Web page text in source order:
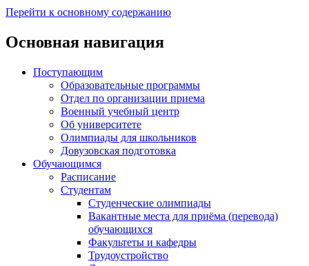
Перейти к основному содержанию
Основная навигация
Поступающим
Образовательные программы
Отдел по организации приема
Военный учебный центр
Об университете
Олимпиады для школьников
Довузовская подготовка
Обучающимся
Расписание
Студентам
Студенческие олимпиады
Вакантные места для приёма (перевода)
обучающихся
Факультеты и кафедры
Трудоустройство